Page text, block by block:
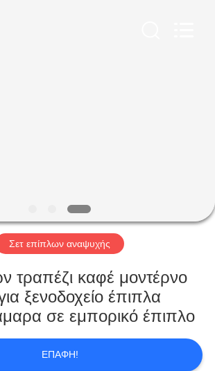
Σετ επίπλων αναψυχής
τραπέζι καφέ μοντέρνο
ξενοδοχείο έπιπλα
σε εμπορικό έπιπλο
ΕΠΑΦΉ!